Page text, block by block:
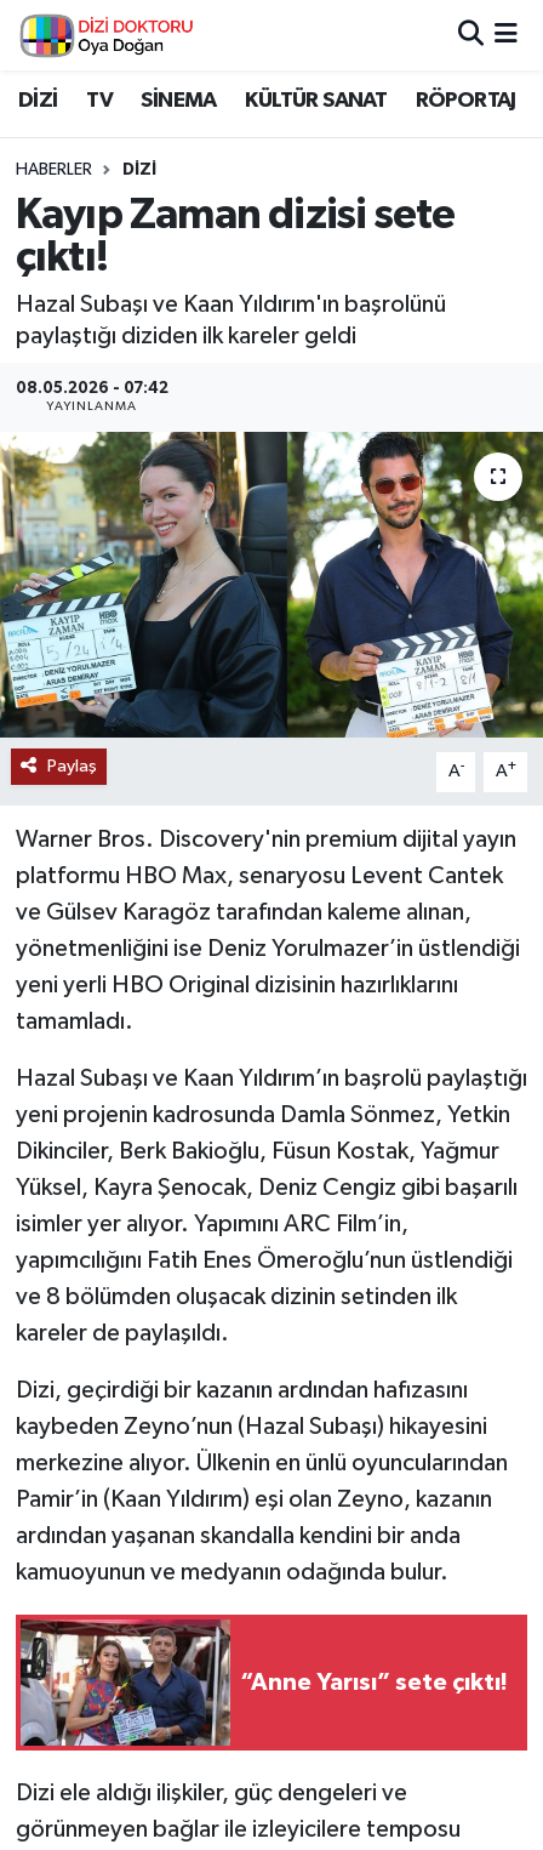
DİZİ TV SİNEMA KÜLTÜR SANAT RÖPORTAJ
HABERLER DİZİ
Kayıp Zaman dizisi sete
çıktı!
Hazal Subaşı ve Kaan Yıldırım'ın başrolünü
paylaştığı diziden ilk kareler geldi
08.05.2026 - 07:42
YAYINLANMA
Paylaş A- A+
Warner Bros. Discovery'nin premium dijital yayın
platformu HBO Max, senaryosu Levent Cantek
ve Gülsev Karagöz tarafından kaleme alınan,
yönetmenliğini ise Deniz Yorulmazer’in üstlendiği
yeni yerli HBO Original dizisinin hazırlıklarını
tamamladı.
Hazal Subaşı ve Kaan Yıldırım’ın başrolü paylaştığı
yeni projenin kadrosunda Damla Sönmez, Yetkin
Dikinciler, Berk Bakioğlu, Füsun Kostak, Yağmur
Yüksel, Kayra Şenocak, Deniz Cengiz gibi başarılı
isimler yer alıyor. Yapımını ARC Film’in,
yapımcılığını Fatih Enes Ömeroğlu’nun üstlendiği
ve 8 bölümden oluşacak dizinin setinden ilk
kareler de paylaşıldı.
Dizi, geçirdiği bir kazanın ardından hafızasını
kaybeden Zeyno’nun (Hazal Subaşı) hikayesini
merkezine alıyor. Ülkenin en ünlü oyuncularından
Pamir’in (Kaan Yıldırım) eşi olan Zeyno, kazanın
ardından yaşanan skandalla kendini bir anda
kamuoyunun ve medyanın odağında bulur.
“Anne Yarısı” sete çıktı!
Dizi ele aldığı ilişkiler, güç dengeleri ve
görünmeyen bağlar ile izleyicilere temposu
İstanbul Nöbetçi Eczaneler
İstanbul Namaz Vakitleri
İstanbul Trafik Yoğunluk Haritası
Süper Lig Puan Durumu ve Fikstür
Tüm Manşetler
Son Dakika Haberleri
Haber Arşivi